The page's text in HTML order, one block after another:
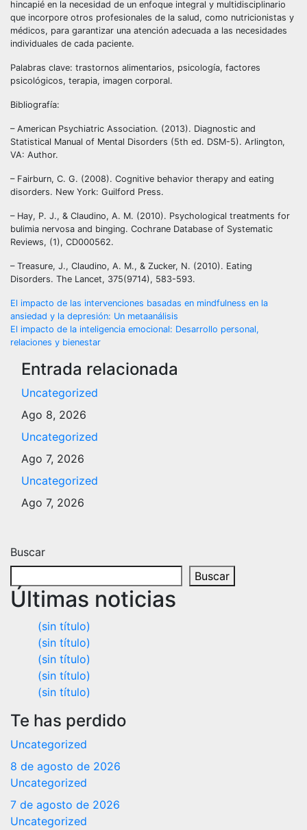
hincapié en la necesidad de un enfoque integral y multidisciplinario
que incorpore otros profesionales de la salud, como nutricionistas y
médicos, para garantizar una atención adecuada a las necesidades
individuales de cada paciente.
Palabras clave: trastornos alimentarios, psicología, factores
psicológicos, terapia, imagen corporal.
Bibliografía:
– American Psychiatric Association. (2013). Diagnostic and
Statistical Manual of Mental Disorders (5th ed. DSM-5). Arlington,
VA: Author.
– Fairburn, C. G. (2008). Cognitive behavior therapy and eating
disorders. New York: Guilford Press.
– Hay, P. J., & Claudino, A. M. (2010). Psychological treatments for
bulimia nervosa and binging. Cochrane Database of Systematic
Reviews, (1), CD000562.
– Treasure, J., Claudino, A. M., & Zucker, N. (2010). Eating
Disorders. The Lancet, 375(9714), 583-593.
Navegación
de
entradas
El impacto de las intervenciones basadas en mindfulness en la
ansiedad y la depresión: Un metaanálisis
El impacto de la inteligencia emocional: Desarrollo personal,
relaciones y bienestar
Entrada relacionada
Uncategorized
Ago 8, 2026
Uncategorized
Ago 7, 2026
Uncategorized
Ago 7, 2026
Buscar
Buscar
Últimas noticias
(sin título)
(sin título)
(sin título)
(sin título)
(sin título)
Te has perdido
Uncategorized
8 de agosto de 2026
Uncategorized
7 de agosto de 2026
Uncategorized